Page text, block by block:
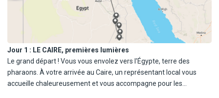
Jour 1 : LE CAIRE, premières lumières
Le grand départ ! Vous vous envolez vers l'Égypte, terre des
pharaons. À votre arrivée au Caire, un représentant local vous
accueille chaleureusement et vous accompagne pour les